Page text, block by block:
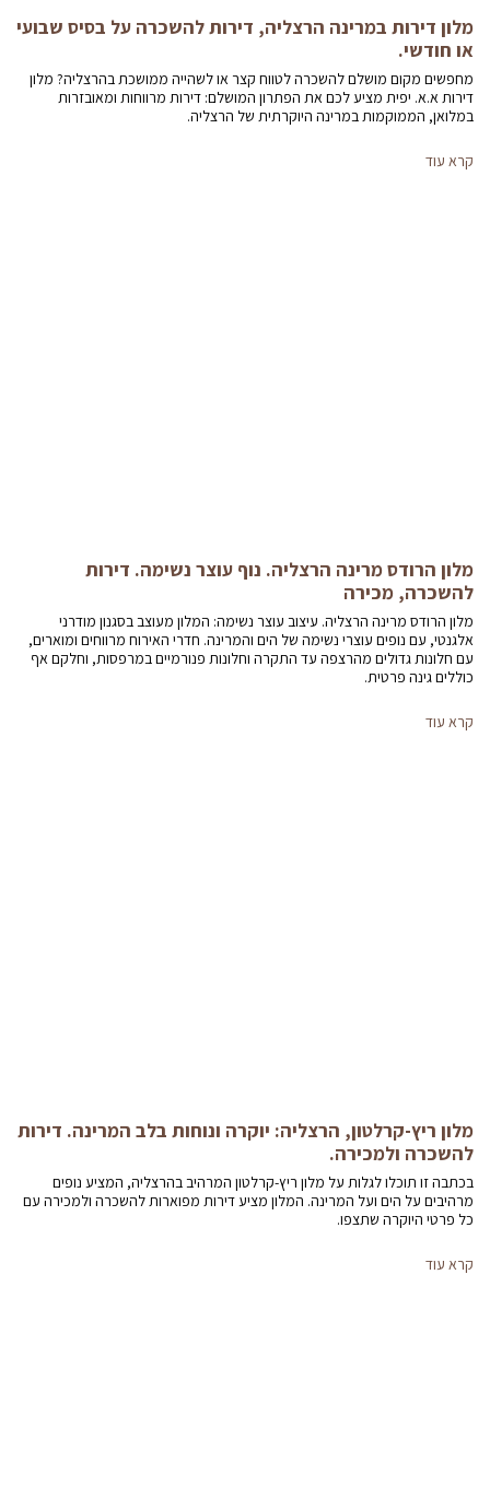
מלון דירות במרינה הרצליה, דירות להשכרה על בסיס שבועי
או חודשי.
מחפשים מקום מושלם להשכרה לטווח קצר או לשהייה ממושכת בהרצליה? מלון
דירות א.א. יפית מציע לכם את הפתרון המושלם: דירות מרווחות ומאובזרות
במלואן, הממוקמות במרינה היוקרתית של הרצליה.
קרא עוד
מלון הרודס מרינה הרצליה. נוף עוצר נשימה. דירות
להשכרה, מכירה
מלון הרודס מרינה הרצליה. עיצוב עוצר נשימה: המלון מעוצב בסגנון מודרני
אלגנטי, עם נופים עוצרי נשימה של הים והמרינה. חדרי האירוח מרווחים ומוארים,
עם חלונות גדולים מהרצפה עד התקרה וחלונות פנורמיים במרפסות, וחלקם אף
כוללים גינה פרטית.
קרא עוד
מלון ריץ-קרלטון, הרצליה: יוקרה ונוחות בלב המרינה. דירות
להשכרה ולמכירה.
בכתבה זו תוכלו לגלות על מלון ריץ-קרלטון המרהיב בהרצליה, המציע נופים
מרהיבים על הים ועל המרינה. המלון מציע דירות מפוארות להשכרה ולמכירה עם
כל פרטי היוקרה שתצפו.
קרא עוד